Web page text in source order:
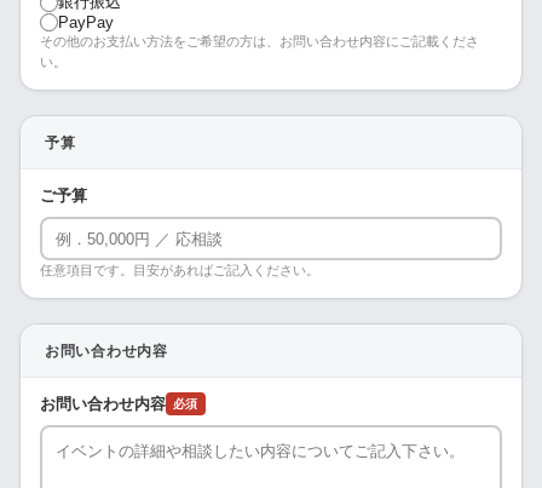
PayPay
その他のお支払い方法をご希望の方は、お問い合わせ内容にご記載くださ
い。
予算
ご予算
任意項目です。目安があればご記入ください。
お問い合わせ内容
お問い合わせ内容 必須